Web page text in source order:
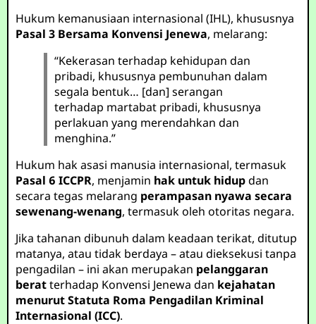
Hukum kemanusiaan internasional (IHL), khususnya
Pasal 3 Bersama Konvensi Jenewa, melarang:
“Kekerasan terhadap kehidupan dan
pribadi, khususnya pembunuhan dalam
segala bentuk… [dan] serangan
terhadap martabat pribadi, khususnya
perlakuan yang merendahkan dan
menghina.”
Hukum hak asasi manusia internasional, termasuk
Pasal 6 ICCPR, menjamin hak untuk hidupdan
secara tegas melarang perampasan nyawa secara
sewenang-wenang, termasuk oleh otoritas negara.
Jika tahanan dibunuh dalam keadaan terikat, ditutup
matanya, atau tidak berdaya – atau dieksekusi tanpa
pengadilan – ini akan merupakan pelanggaran
beratterhadap Konvensi Jenewa dan kejahatan
menurut Statuta Roma Pengadilan Kriminal
Internasional (ICC).